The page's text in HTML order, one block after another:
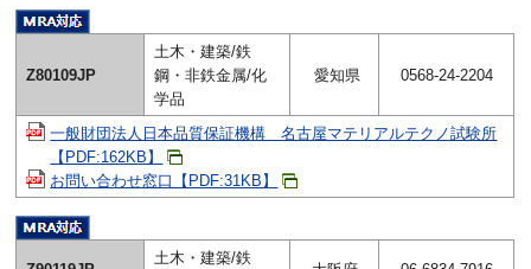
Z80109JP
土木・建築/鉄
鋼・非鉄金属/化
学品
愛知県 0568-24-2204
一般財団法人日本品質保証機構 名古屋マテリアルテクノ試験所
【PDF:162KB】
お問い合わせ窓口【PDF:31KB】
土木・建築/鉄